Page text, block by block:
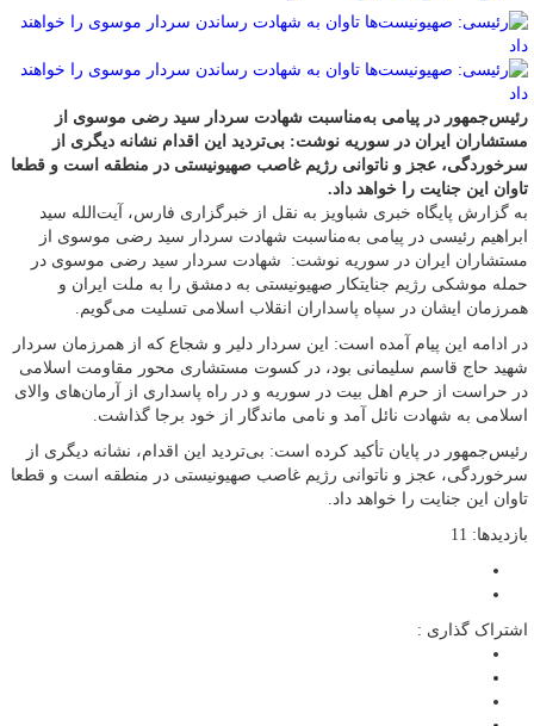
رئیس‌جمهور در پیامی به‌مناسبت شهادت سردار سید رضی موسوی از
مستشاران ایران در سوریه نوشت: بی‌تردید این اقدام نشانه دیگری از
سرخوردگی، عجز و ناتوانی رژیم غاصب صهیونیستی در منطقه است و قطعا
تاوان این جنایت را خواهد داد.
به گزارش پایگاه خبری شباویز به نقل از خبرگزاری فارس، آیت‌الله سید
ابراهیم رئیسی در پیامی به‌مناسبت شهادت سردار سید رضی موسوی از
مستشاران ایران در سوریه نوشت: شهادت سردار سید رضی موسوی در
حمله موشکی رژیم جنایتکار صهیونیستی به دمشق را به ملت ایران و
همرزمان ایشان در سپاه پاسداران انقلاب اسلامی تسلیت می‌گویم.
در ادامه این پیام آمده است: این سردار دلیر و شجاع که از همرزمان سردار
شهید حاج قاسم سلیمانی بود، در کسوت مستشاری محور مقاومت اسلامی
در حراست از حرم اهل بیت در سوریه و در راه پاسداری از آرمان‌های والای
اسلامی به شهادت نائل آمد و نامی ماندگار از خود برجا گذاشت.
رئیس‌جمهور در پایان تأکید کرده است: بی‌تردید این اقدام، نشانه دیگری از
سرخوردگی، عجز و ناتوانی رژیم غاصب صهیونیستی در منطقه است و قطعا
تاوان این جنایت را خواهد داد.
بازدیدها: 11
اشتراک گذاری :